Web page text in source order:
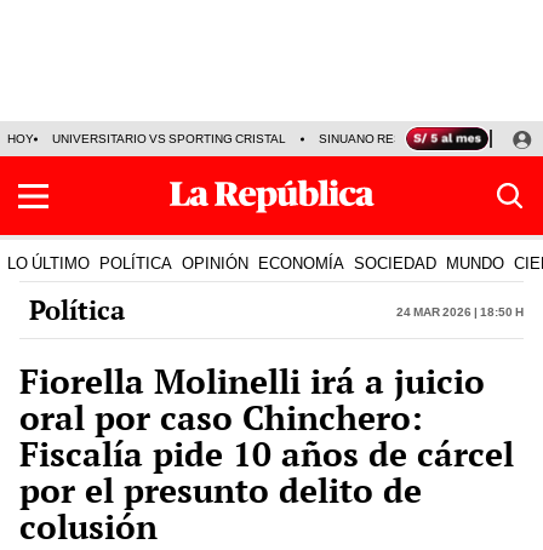
HOY UNIVERSITARIO VS SPORTING CRISTAL SINUANO RESULTADOS HOY
LO ÚLTIMO POLÍTICA OPINIÓN ECONOMÍA SOCIEDAD MUNDO
Política 24 Mar 2026 | 18:50 h
Fiorella Molinelli irá a juicio
oral por caso Chinchero:
Fiscalía pide 10 años de cárcel
por el presunto delito de
colusión